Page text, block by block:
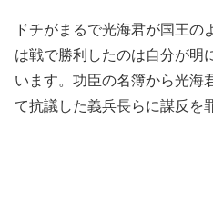
ドチがまるで光海君が国王の
は戦で勝利したのは自分が明
います。功臣の名簿から光海
て抗議した義兵長らに謀反を